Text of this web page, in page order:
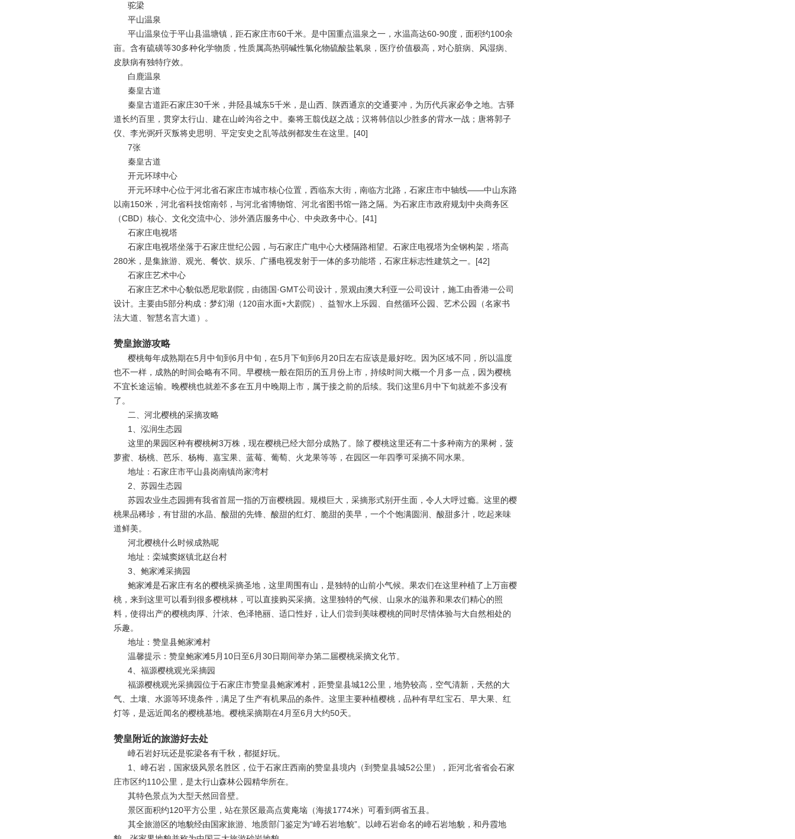
驼梁
平山温泉
平山温泉位于平山县温塘镇，距石家庄市60千米。是中国重点温泉之一，水温高达60-90度，面积约100余
亩。含有硫磺等30多种化学物质，性质属高热弱碱性氯化物硫酸盐氡泉，医疗价值极高，对心脏病、风湿病、
皮肤病有独特疗效。
白鹿温泉
秦皇古道
秦皇古道距石家庄30千米，井陉县城东5千米，是山西、陕西通京的交通要冲，为历代兵家必争之地。古驿
道长约百里，贯穿太行山、建在山岭沟谷之中。秦将王翦伐赵之战；汉将韩信以少胜多的背水一战；唐将郭子
仪、李光弼歼灭叛将史思明、平定安史之乱等战例都发生在这里。[40]
7张
秦皇古道
开元环球中心
开元环球中心位于河北省石家庄市城市核心位置，西临东大街，南临方北路，石家庄市中轴线——中山东路
以南150米，河北省科技馆南邻，与河北省博物馆、河北省图书馆一路之隔。为石家庄市政府规划中央商务区
（CBD）核心、文化交流中心、涉外酒店服务中心、中央政务中心。[41]
石家庄电视塔
石家庄电视塔坐落于石家庄世纪公园，与石家庄广电中心大楼隔路相望。石家庄电视塔为全钢构架，塔高
280米，是集旅游、观光、餐饮、娱乐、广播电视发射于一体的多功能塔，石家庄标志性建筑之一。[42]
石家庄艺术中心
石家庄艺术中心貌似悉尼歌剧院，由德国·GMT公司设计，景观由澳大利亚一公司设计，施工由香港一公司
设计。主要由5部分构成：梦幻湖（120亩水面+大剧院）、益智水上乐园、自然循环公园、艺术公园（名家书
法大道、智慧名言大道）。
赞皇旅游攻略
樱桃每年成熟期在5月中旬到6月中旬，在5月下旬到6月20日左右应该是最好吃。因为区域不同，所以温度
也不一样，成熟的时间会略有不同。早樱桃一般在阳历的五月份上市，持续时间大概一个月多一点，因为樱桃
不宜长途运输。晚樱桃也就差不多在五月中晚期上市，属于接之前的后续。我们这里6月中下旬就差不多没有
了。
二、河北樱桃的采摘攻略
1、泓润生态园
这里的果园区种有樱桃树3万株，现在樱桃已经大部分成熟了。除了樱桃这里还有二十多种南方的果树，菠
萝蜜、杨桃、芭乐、杨梅、嘉宝果、蓝莓、葡萄、火龙果等等，在园区一年四季可采摘不同水果。
地址：石家庄市平山县岗南镇尚家湾村
2、苏园生态园
苏园农业生态园拥有我省首屈一指的万亩樱桃园。规模巨大，采摘形式别开生面，令人大呼过瘾。这里的樱
桃果品稀珍，有甘甜的水晶、酸甜的先锋、酸甜的红灯、脆甜的美早，一个个饱满圆润、酸甜多汁，吃起来味
道鲜美。
河北樱桃什么时候成熟呢
地址：栾城窦妪镇北赵台村
3、鲍家滩采摘园
鲍家滩是石家庄有名的樱桃采摘圣地，这里周围有山，是独特的山前小气候。果农们在这里种植了上万亩樱
桃，来到这里可以看到很多樱桃林，可以直接购买采摘。这里独特的气候、山泉水的滋养和果农们精心的照
料，使得出产的樱桃肉厚、汁浓、色泽艳丽、适口性好，让人们尝到美味樱桃的同时尽情体验与大自然相处的
乐趣。
地址：赞皇县鲍家滩村
温馨提示：赞皇鲍家滩5月10日至6月30日期间举办第二届樱桃采摘文化节。
4、福源樱桃观光采摘园
福源樱桃观光采摘园位于石家庄市赞皇县鲍家滩村，距赞皇县城12公里，地势较高，空气清新，天然的大
气、土壤、水源等环境条件，满足了生产有机果品的条件。这里主要种植樱桃，品种有早红宝石、早大果、红
灯等，是远近闻名的樱桃基地。樱桃采摘期在4月至6月大约50天。
赞皇附近的旅游好去处
嶂石岩好玩还是驼梁各有千秋，都挺好玩。
1、嶂石岩，国家级风景名胜区，位于石家庄西南的赞皇县境内（到赞皇县城52公里），距河北省省会石家
庄市区约110公里，是太行山森林公园精华所在。
其特色景点为大型天然回音壁。
景区面积约120平方公里，站在景区最高点黄庵垴（海拔1774米）可看到两省五县。
其全旅游区的地貌经由国家旅游、地质部门鉴定为“嶂石岩地貌”。以嶂石岩命名的嶂石岩地貌，和丹霞地